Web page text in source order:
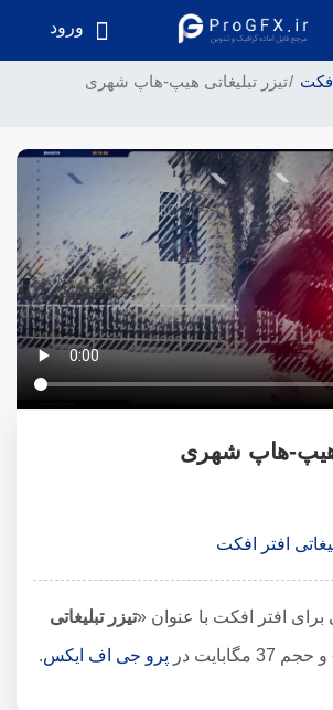
ورود
تیزر تبلیغاتی هیپ-هاپ شهری
هیپ-هاپ شهری
افتر افکت
برای افتر افکت با عنوان «تیزر تبلیغاتی
37 مگابایت در پرو جی اف ایکس.